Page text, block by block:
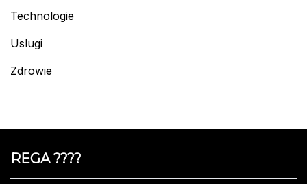
Technologie
Uslugi
Zdrowie
REGA ????️